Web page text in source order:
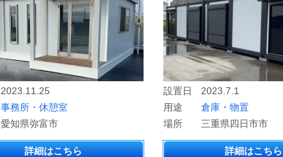
2023.11.25
事務所・休憩室
愛知県弥富市
詳細はこちら
設置日
2023.7.1
用途
倉庫・物置
場所
三重県四日市市
詳細はこちら